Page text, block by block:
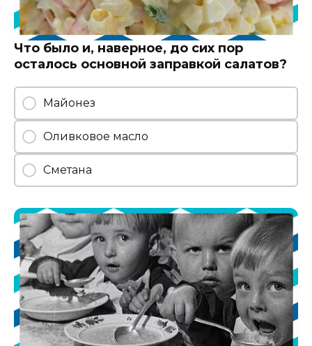
Что было и, наверное, до сих пор
осталось основной заправкой салатов?
Майонез
Оливковое масло
Сметана